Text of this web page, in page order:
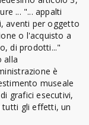
... "... appalti
aventi per oggetto
o l'acquisto a
di prodotti..."
alla
è
museale
grafici esecutivi,
gli effetti, un